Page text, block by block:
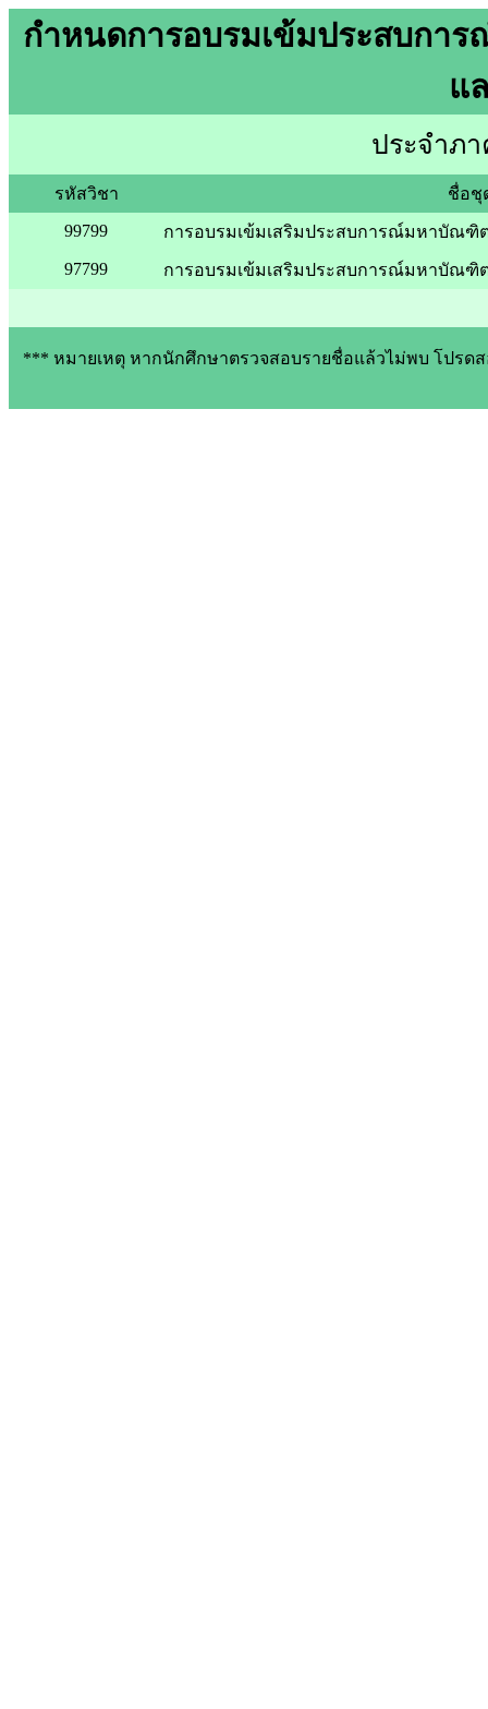
กำหนดการอบรมเข้มประสบกา
แ
ประจำภ
รหัสวิชา
ชื่อชุ
99799
การอบรมเข้มเสริมประสบการณ์มหาบัณฑิ
97799
การอบรมเข้มเสริมประสบการณ์มหาบัณฑิ
*** หมายเหตุ หากนักศึกษาตรวจสอบรายชื่อแล้วไม่พบ โปรด